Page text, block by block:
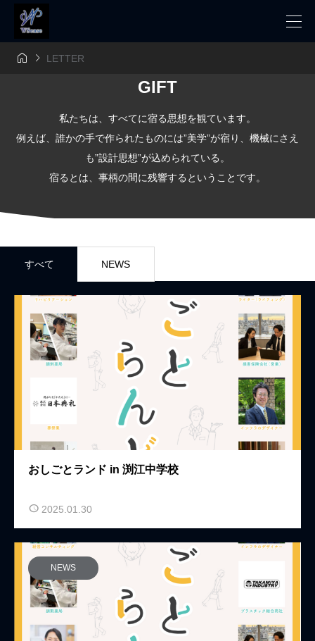
  LETTER
GIFT
私たちは、すべてに宿る思想を観ています。
例えば、誰かの手で作られたものには”美学”が宿り、機械にさえ
も”設計思想”が込められている。
宿るとは、事柄の間に残響するということです。
すべて NEWS
おしごとランド in 渕江中学校
2025.01.30
NEWS